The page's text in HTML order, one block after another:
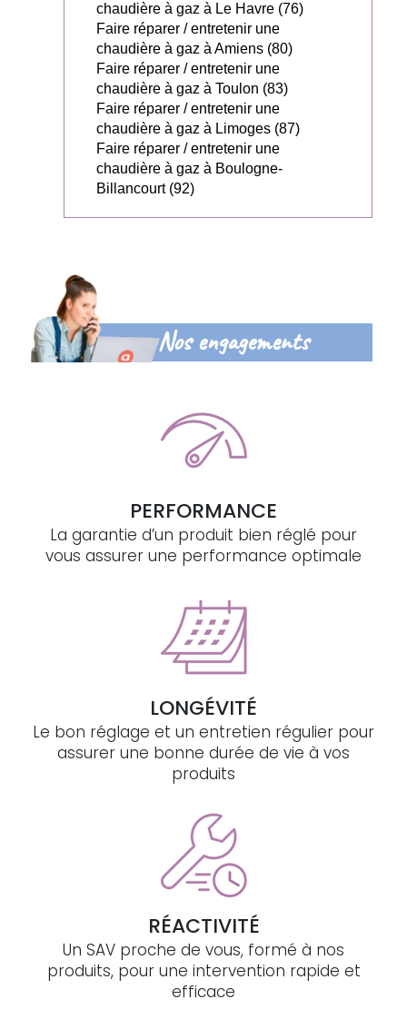
chaudière à gaz à Le Havre (76)
Faire réparer / entretenir une
chaudière à gaz à Amiens (80)
Faire réparer / entretenir une
chaudière à gaz à Toulon (83)
Faire réparer / entretenir une
chaudière à gaz à Limoges (87)
Faire réparer / entretenir une
chaudière à gaz à Boulogne-
Billancourt (92)
Nos engagements
PERFORMANCE
La garantie d’un produit bien réglé pour
vous assurer une performance optimale
LONGÉVITÉ
Le bon réglage et un entretien régulier pour
assurer une bonne durée de vie à vos
produits
RÉACTIVITÉ
Un SAV proche de vous, formé à nos
produits, pour une intervention rapide et
efficace